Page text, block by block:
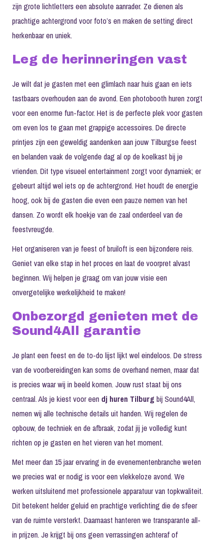
zijn grote lichtletters een absolute aanrader. Ze dienen als
prachtige achtergrond voor foto’s en maken de setting direct
herkenbaar en uniek.
Leg de herinneringen vast
Je wilt dat je gasten met een glimlach naar huis gaan en iets
tastbaars overhouden aan de avond. Eenphotobooth huren zorgt
voor een enorme fun-factor. Het is de perfecte plek voor gasten
om even los te gaan met grappige accessoires. De directe
printjes zijn een geweldig aandenken aan jouw Tilburgse feest
en belanden vaak de volgende dag al op de koelkast bij je
vrienden. Dit type visueel entertainment zorgt voor dynamiek; er
gebeurt altijd wel iets op de achtergrond. Het houdt de energie
hoog, ook bij de gasten die even een pauze nemen van het
dansen. Zo wordt elk hoekje van de zaal onderdeel van de
feestvreugde.
Het organiseren van je feest of bruiloft is een bijzondere reis.
Geniet van elke stap in het proces en laat de voorpret alvast
beginnen. Wij helpen je graag om van jouw visie een
onvergetelijke werkelijkheid te maken!
Onbezorgd genieten met de
Sound4All garantie
Je plant een feest en de to-do lijst lijkt wel eindeloos. De stress
van de voorbereidingen kan soms de overhand nemen, maar dat
is precies waar wij in beeld komen. Jouw rust staat bij ons
centraal. Als je kiest voor een dj huren Tilburg bij Sound4All,
nemen wij alle technische details uit handen. Wij regelen de
opbouw, de techniek en de afbraak, zodat jij je volledig kunt
richten op je gasten en het vieren van het moment.
Met meer dan 15 jaar ervaring in de evenementenbranche weten
we precies wat er nodig is voor een vlekkeloze avond. We
werken uitsluitend met professionele apparatuur van topkwaliteit.
Dit betekent helder geluid en prachtige verlichting die de sfeer
van de ruimte versterkt. Daarnaast hanteren we transparante all-
in prijzen. Je krijgt bij ons geen verrassingen achteraf of